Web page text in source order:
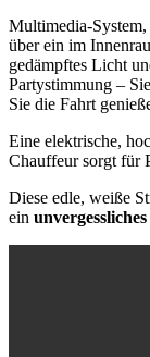
Multimedia-
über ein im
gedämpftes Licht
Partystimmung –
Sie die Fahrt
Eine elektrische,
Chauffeur sorgt für
Diese edle, weiße
ein